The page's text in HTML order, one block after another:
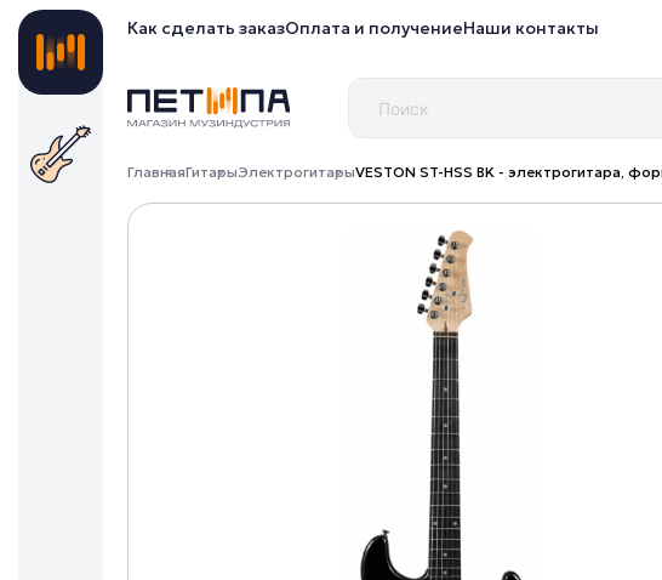
Как сделать заказОплата и получениеНаши контакты
ГлавнаяГитарыЭлектрогитарыVESTON ST-HSS BK - электрогитара,